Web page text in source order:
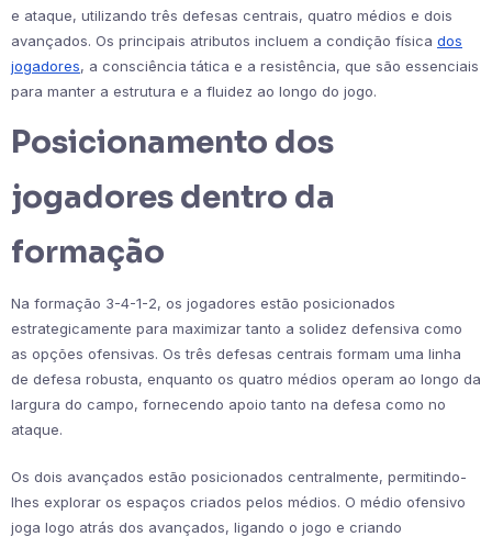
e ataque, utilizando três defesas centrais, quatro médios e dois
avançados. Os principais atributos incluem a condição física dos
jogadores, a consciência tática e a resistência, que são essenciais
para manter a estrutura e a fluidez ao longo do jogo.
Posicionamento dos
jogadores dentro da
formação
Na formação 3-4-1-2, os jogadores estão posicionados
estrategicamente para maximizar tanto a solidez defensiva como
as opções ofensivas. Os três defesas centrais formam uma linha
de defesa robusta, enquanto os quatro médios operam ao longo da
largura do campo, fornecendo apoio tanto na defesa como no
ataque.
Os dois avançados estão posicionados centralmente, permitindo-
lhes explorar os espaços criados pelos médios. O médio ofensivo
joga logo atrás dos avançados, ligando o jogo e criando